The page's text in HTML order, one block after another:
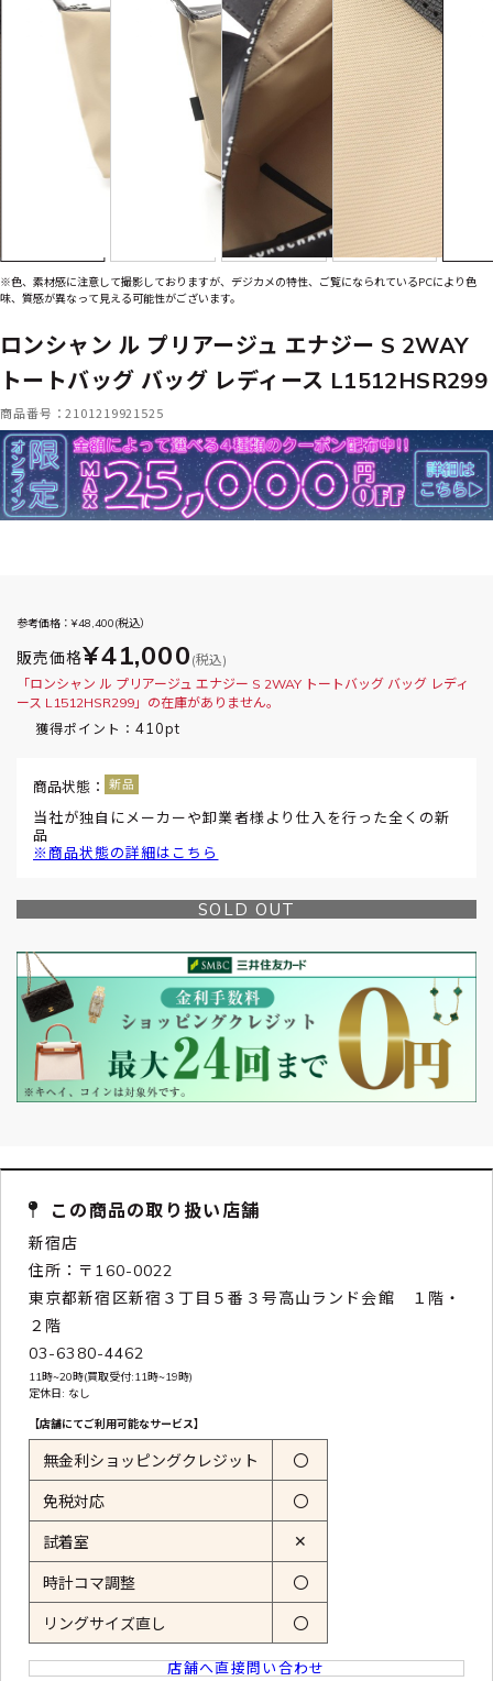
※色、素材感に注意して撮影しておりますが、デジカメの特性、ご覧になられているPCにより色
味、質感が異なって見える可能性がございます。
ロンシャン ル プリアージュ エナジー S 2WAY
トートバッグ バッグ レディース L1512HSR299
商品番号：2101219921525
参考価格：¥48,400(税込）
販売価格¥41,000 (税込)
「ロンシャン ル プリアージュ エナジー S 2WAY トートバッグ バッグ レディ
ース L1512HSR299」の在庫がありません。
獲得ポイント： 410pt
商品状態：
当社が独自にメーカーや卸業者様より仕入を行った全くの新
品
※商品状態の詳細はこちら
SOLD OUT
この商品の取り扱い店舗
新宿店
住所：〒160-0022
東京都新宿区新宿３丁目５番３号高山ランド会館 １階・
２階
03-6380-4462
11時~20時(買取受付:11時~19時)
定休日: なし
【店舗にてご利用可能なサービス】
無金利ショッピングクレジット 〇
免税対応 〇
試着室 ✕
時計コマ調整 〇
リングサイズ直し 〇
店舗へ直接問い合わせ